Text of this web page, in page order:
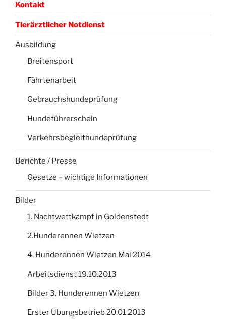
Kontakt
Tierärztlicher Notdienst
Ausbildung
Breitensport
Fährtenarbeit
Gebrauchshundeprüfung
Hundeführerschein
Verkehrsbegleithundeprüfung
Berichte / Presse
Gesetze – wichtige Informationen
Bilder
1. Nachtwettkampf in Goldenstedt
2.Hunderennen Wietzen
4. Hunderennen Wietzen Mai 2014
Arbeitsdienst 19.10.2013
Bilder 3. Hunderennen Wietzen
Erster Übungsbetrieb 20.01.2013